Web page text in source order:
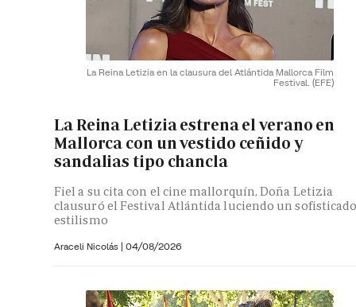
La Reina Letizia en la clausura del Atlántida Mallorca Film
Festival. (EFE)
La Reina Letizia estrena el verano en
Mallorca con un vestido ceñido y
sandalias tipo chancla
Fiel a su cita con el cine mallorquín, Doña Letizia
clausuró el Festival Atlántida luciendo un
estilismo
Araceli Nicolás | 04/08/2026